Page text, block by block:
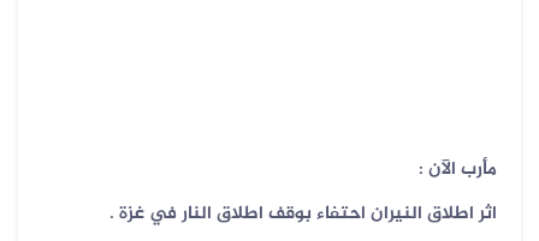
مأرب الآن :
اثر اطلاق النيران احتفاء بوقف اطلاق النار في غزة .